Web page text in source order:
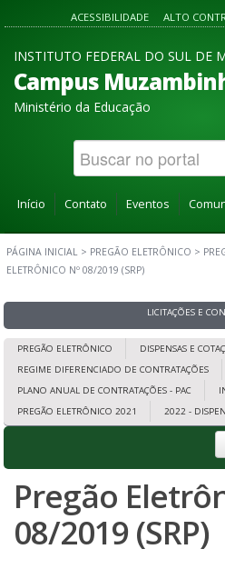
ACESSIBILIDADE ALTO
INSTITUTO FEDERAL DO SUL DE
Campus
Ministério da Educação
Início Contato Eventos
PÁGINA INICIAL > PREGÃO ELETRÔNICO >
ELETRÔNICO Nº 08/2019 (SRP)
LICITAÇÕES E
PREGÃO ELETRÔNICO
DISPENSAS E
REGIME DIFERENCIADO DE CONTRATAÇÕES
PLANO ANUAL DE CONTRATAÇÕES - PAC
PREGÃO ELETRÔNICO 2021
2022 -
Pregão
08/2019 (SRP)